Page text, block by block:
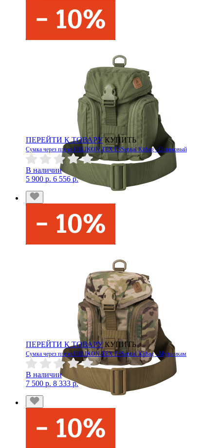
ПЕРЕЙТИ К ТОВАРУ КУПИТЬ
Сумка через плечо HELIKON-TEX ESSential Kitbag - Оливковый
В наличии
5 900 р. 6 556 р.
ПЕРЕЙТИ К ТОВАРУ КУПИТЬ
Сумка через плечо HELIKON-TEX ESSential Kitbag - Мультикам
В наличии
7 500 р. 8 333 р.